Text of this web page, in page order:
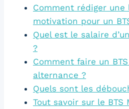
Comment rédiger une
motivation pour un
Quel est le salaire
?
Comment faire un
alternance ?
Quels sont les
Tout savoir sur le BTS